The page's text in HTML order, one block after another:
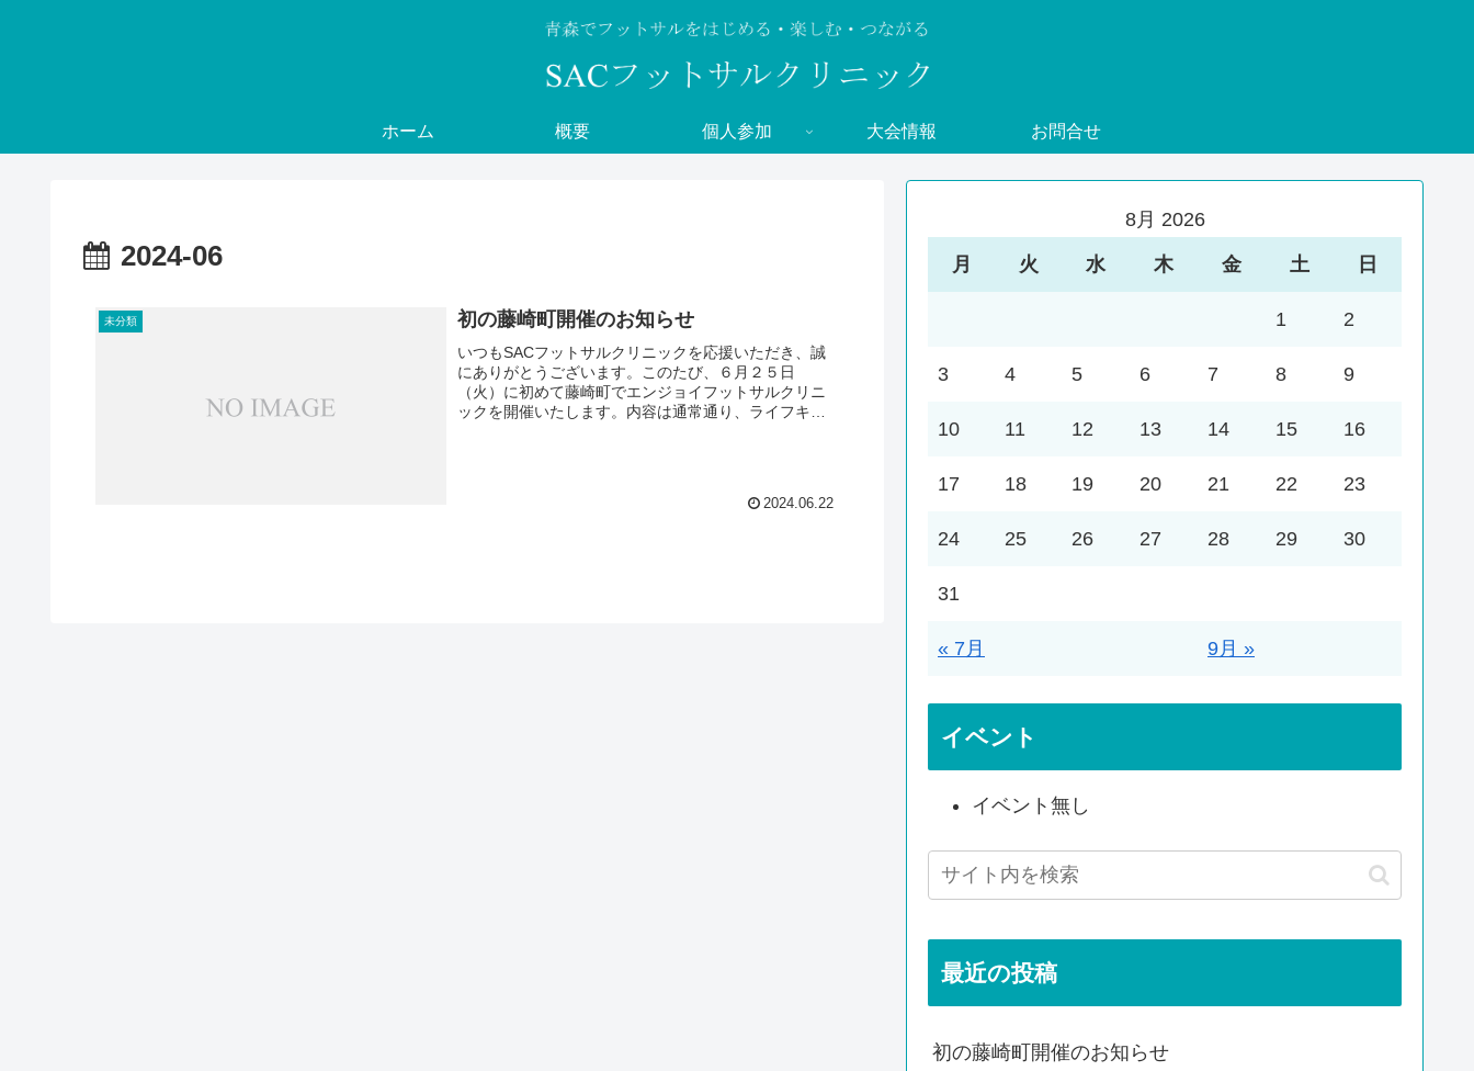
ホーム 概要 個人参加 大会情報 お問合せ
2024-06
未分類 初の藤崎町開催のお知らせ
いつもSACフットサルクリニックを応援いただき、誠
にありがとうございます。このたび、６月２５日
（火）に初めて藤崎町でエンジョイフットサルクリニ
ックを開催いたします。内容は通常通り、ライフキネ
2024.06.22
8月 2026
月 火 水 木 金 土 日
1 2
3 4 5 6 7 8 9
10 11 12 13 14 15 16
17 18 19 20 21 22 23
24 25 26 27 28 29 30
31
« 7月 9月 »
イベント
イベント無し
最近の投稿
初の藤崎町開催のお知らせ